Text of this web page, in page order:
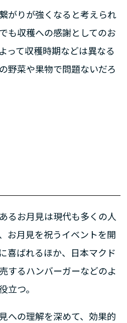
がりが強くなると考えられ
も収穫への感謝としてのお
って収穫時期などは異なる
野菜や果物で問題ないだろ
るお月見は現代も多くの人
お月見を祝うイベントを開
喜ばれるほか、日本マクド
するハンバーガーなどのよ
立つ。
への理解を深めて、効果的